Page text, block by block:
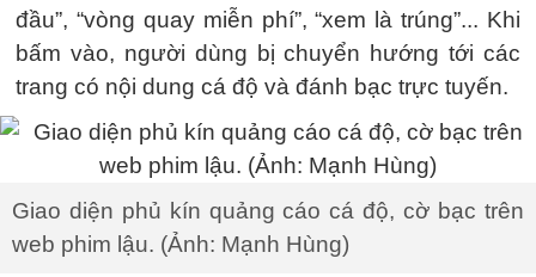
đầu”, “vòng quay miễn phí”, “xem là trúng”... Khi
bấm vào, người dùng bị chuyển hướng tới các
trang có nội dung cá độ và đánh bạc trực tuyến.
Giao diện phủ kín quảng cáo cá độ, cờ bạc trên
web phim lậu. (Ảnh: Mạnh Hùng)